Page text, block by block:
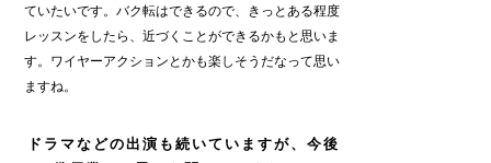
ていたいです。バク転はできるので、きっとある程度
レッスンをしたら、近づくことができるかもと思いま
す。ワイヤーアクションとかも楽しそうだなって思い
ますね。
ドラマなどの出演も続いていますが、今後